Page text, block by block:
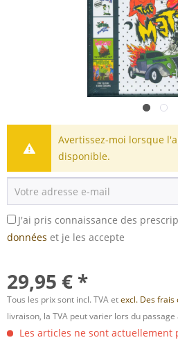
Avertissez-moi lorsque
disponible.
J'ai pris connaissance des
données et je les accepte
29,95 € *
Tous les prix sont incl. TVA etexcl. Des frais
livraison, la TVA peut varier lors du passage
Les articles ne sont actuellement